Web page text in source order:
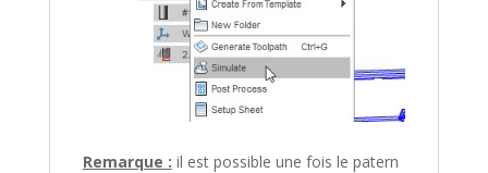
Remarque : il est possible une fois le patern